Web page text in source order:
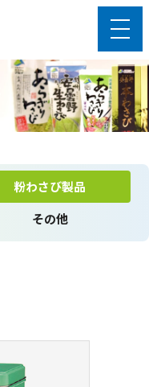
粉わさび製品
その他